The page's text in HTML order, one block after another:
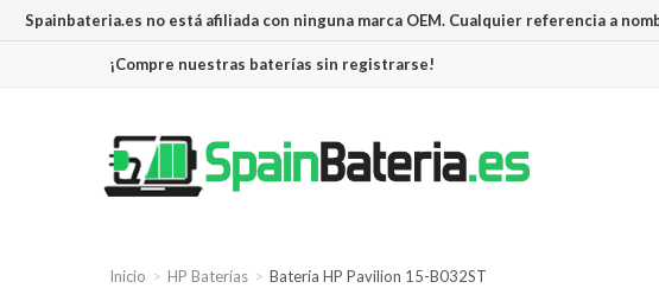
Spainbateria.es no está afiliada con ninguna marca OEM. Cualquier referencia a
¡Compre nuestras baterías sin registrarse!
Inicio HP Baterías Batería HP Pavilion 15-B032ST